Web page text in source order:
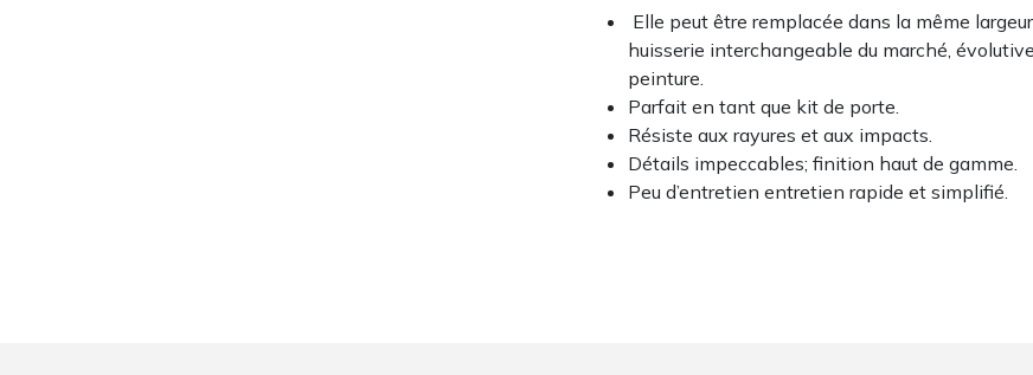
Elle peut être remplacée dans la même
huisserie interchangeable du marché,
peinture.
Parfait en tant que kit de porte.
Résiste aux rayures et aux impacts.
Détails impeccables; finition haut de gamme.
Peu d’entretien entretien rapide et simplifié.